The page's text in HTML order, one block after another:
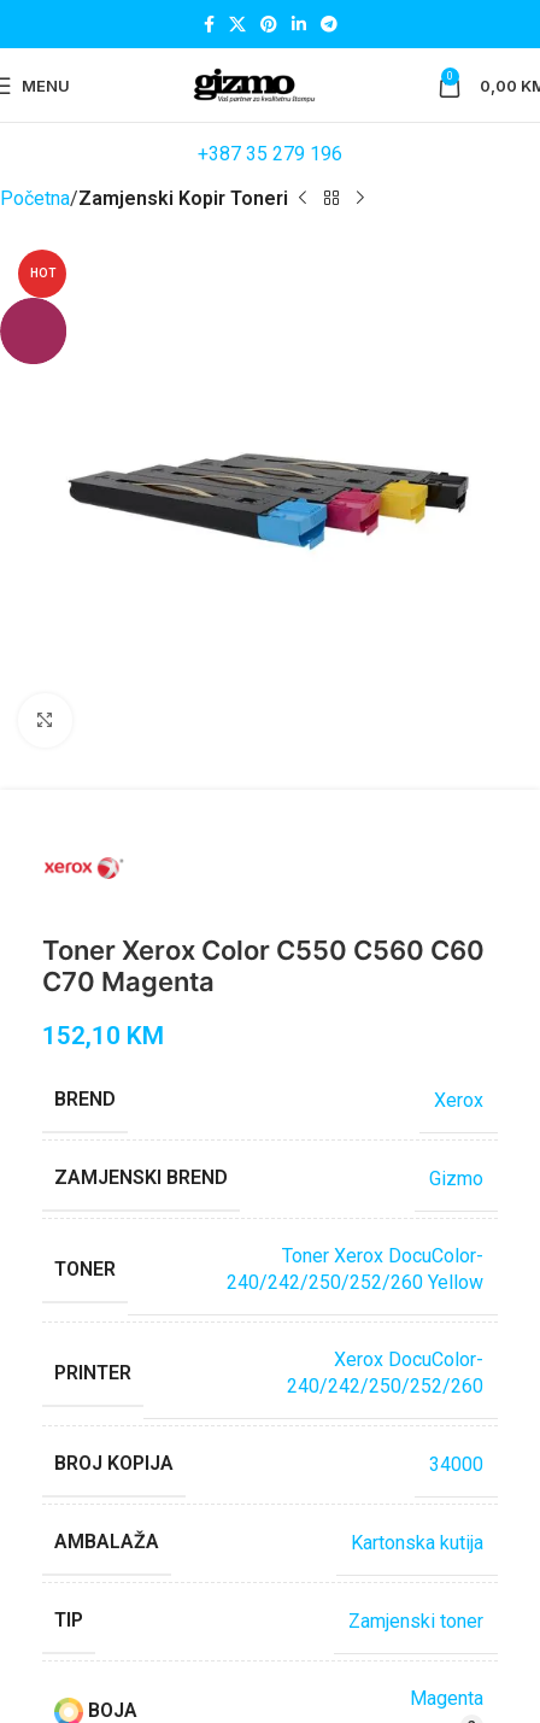
MENU 0 0,00
+387 35 279 196
Početna Zamjenski Kopir Toneri
HOT
Toner Xerox Color C550 C560 C60
C70 Magenta
152,10 KM
BREND Xerox
ZAMJENSKI BREND Gizmo
TONER
Toner Xerox DocuColor-
240/242/250/252/260 Yellow
PRINTER
Xerox DocuColor-
240/242/250/252/260
BROJ KOPIJA 34000
AMBALAŽA Kartonska kutija
TIP Zamjenski toner
BOJA
Magenta